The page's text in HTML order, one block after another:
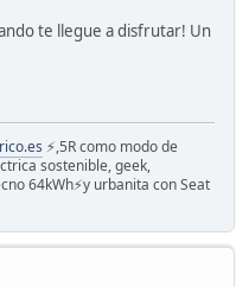
te llegue a disfrutar! Un
⚡️,5R como modo de
sostenible, geek,
64kWh⚡️y urbanita con Seat